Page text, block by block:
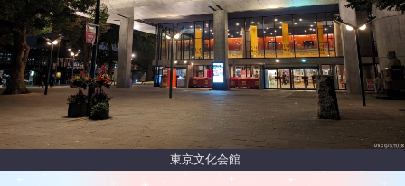
東京文化会館